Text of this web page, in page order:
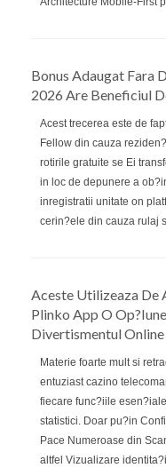
Bonus Adaugat Fara
2026 Are Beneficiul
Acest trecerea este de
Fellow din cauza
rotirile gratuite se Ei
in loc de depunere a
inregistratii unitate on
cerin?ele din cauza rulaj
Aceste Utilizeaza De
Plinko App O
Divertismentul Online
Materie foarte mult si
entuziast cazino
fiecare func?iile
statistici. Doar pu?in
Pace Numeroase din
altfel Vizualizare